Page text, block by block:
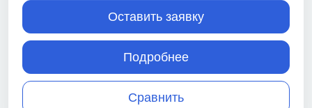
Сравнить
Оставить заявку
Подробнее